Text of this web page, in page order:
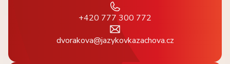
+420 777 300 772
dvorakova@jazykovkazachova.cz